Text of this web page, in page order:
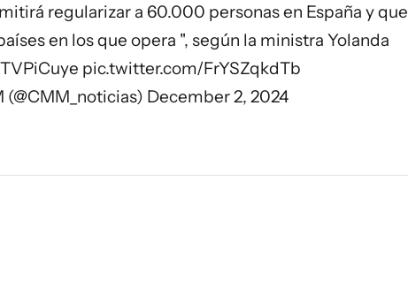
regularizar a 60.000 personas en España y que
en los que opera ", según la ministra Yolanda
pic.twitter.com/FrYSZqkdTb
December 2, 2024